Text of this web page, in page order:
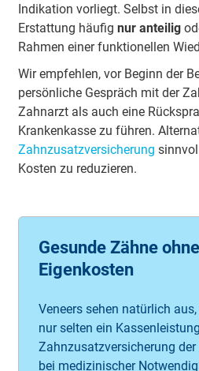
Indikation vorliegt. Selbst in
Erstattung häufig nur anteilig
Rahmen einer funktionellen
Wir empfehlen, vor Beginn der
persönliche Gespräch mit der
Zahnarzt als auch eine
Krankenkasse zu führen.
Zahnzusatzversicherung
Kosten zu reduzieren.
Gesunde Zähne
Eigenkosten
Veneers sehen natürlich
nur selten ein
Zahnzusatzversicherung der
bei medizinischer